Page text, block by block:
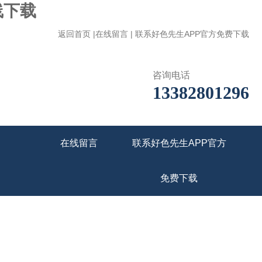
载
返回首页 |在线留言 | 联系好色先生APP官方免费下载
咨询电话
13382801296
在线留言 联系好色先生APP官方
免费下载